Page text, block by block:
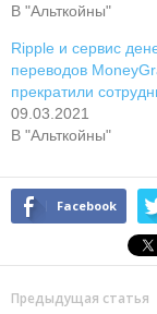
В "Альткойны"
Ripple и сервис
переводов
прекратили
09.03.2021
В "Альткойны"
Facebook
Предыдущая статья